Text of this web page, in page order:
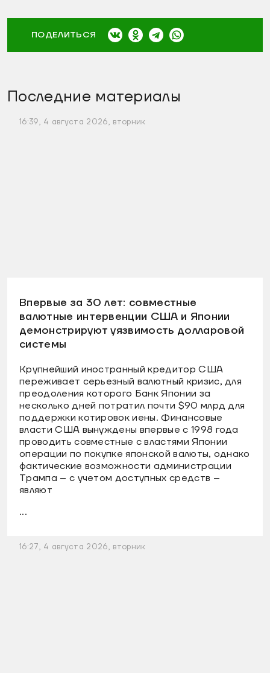
ПОДЕЛИТЬСЯ
Последние материалы
16:39, 4 августа 2026, вторник
Впервые за 30 лет: совместные
валютные интервенции США и Японии
демонстрируют уязвимость долларовой
системы
Крупнейший иностранный кредитор США
переживает серьезный валютный кризис, для
преодоления которого Банк Японии за
несколько дней потратил почти $90 млрд для
поддержки котировок иены. Финансовые
власти США вынуждены впервые с 1998 года
проводить совместные с властями Японии
операции по покупке японской валюты, однако
фактические возможности администрации
Трампа – с учетом доступных средств –
являют
...
16:27, 4 августа 2026, вторник